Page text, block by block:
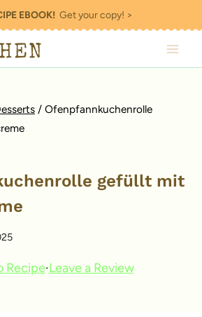
EBOOK!Get your copy! >
/ Ofenpfannkuchenrolle
gefüllt mit
Recipe·Leave a Review